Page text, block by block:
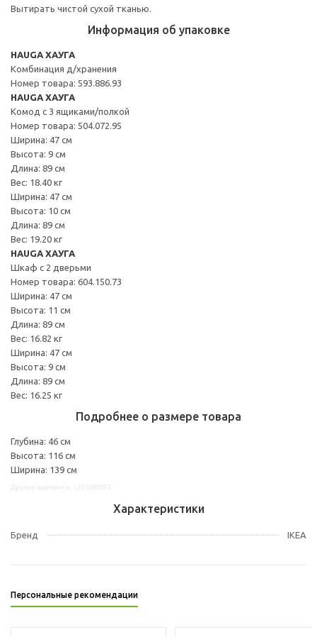
Вытирать чистой сухой тканью.
Информация об упаковке
HAUGA ХАУГА
Комбинация д/хранения
Номер товара: 593.886.93
HAUGA ХАУГА
Комод с 3 ящиками/полкой
Номер товара: 504.072.95
Ширина: 47 см
Высота: 9 см
Длина: 89 см
Вес: 18.40 кг
Ширина: 47 см
Высота: 10 см
Длина: 89 см
Вес: 19.20 кг
HAUGA ХАУГА
Шкаф с 2 дверьми
Номер товара: 604.150.73
Ширина: 47 см
Высота: 11 см
Длина: 89 см
Вес: 16.82 кг
Ширина: 47 см
Высота: 9 см
Длина: 89 см
Вес: 16.25 кг
Подробнее о размере товара
Глубина: 46 см
Высота: 116 см
Ширина: 139 см
Характеристики
Бренд IKEA
Персональные рекомендации